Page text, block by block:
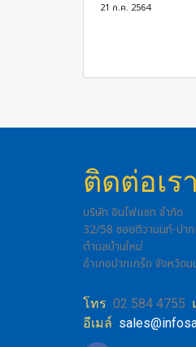
21 ก.ค. 2564
ติดต่อเรา
บริษัท อินโฟแซท จำกัด
32/58 ซอยติวานนท์-ปา
ตำบลบ้านใหม่
อำเภอปากเกร็ด จังหวัด
โทร 02 584 4755
อีเมล์